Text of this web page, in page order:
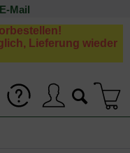
Lieferung wieder